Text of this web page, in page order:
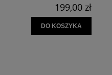
199,00 zł
DO KOSZYKA